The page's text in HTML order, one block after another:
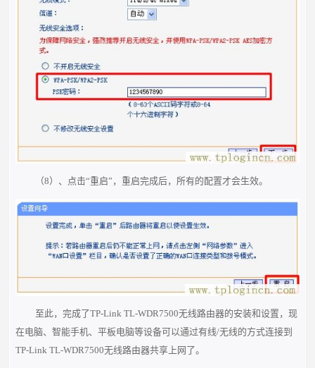
（8）、点击“重启”，重启完成后，所有的配置才会生效。
至此，完成了TP-Link TL-WDR7500无线路由器的安装和设置，现
在电脑、智能手机、平板电脑等设备可以通过有线/无线的方式连接到
TP-Link TL-WDR7500无线路由器共享上网了。